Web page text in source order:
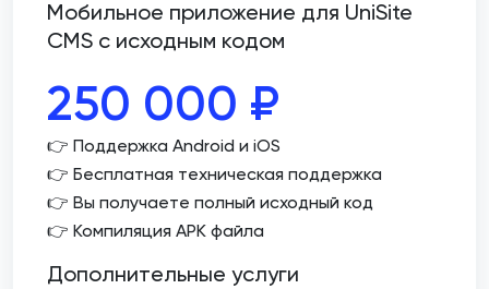
Мобильное приложение для UniSite
CMS с исходным кодом
250 000 ₽
👉 Поддержка Android и iOS
👉 Бесплатная техническая поддержка
👉 Вы получаете полный исходный код
👉 Компиляция APK файла
Дополнительные услуги